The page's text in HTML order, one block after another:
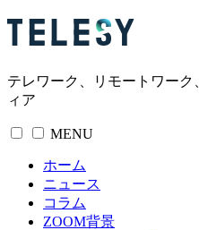
テレワーク、リモートワー
ィア
MENU
ホーム
ニュース
コラム
ZOOM背景